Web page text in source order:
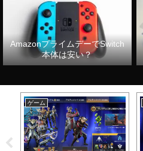
AmazonプライムデーでSwitch
本体は安い？
ゲーム